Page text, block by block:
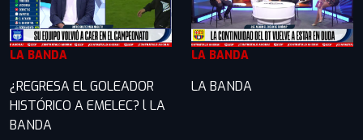
LA BANDA
¿REGRESA EL GOLEADOR
HISTÓRICO A EMELEC? l LA
BANDA
LA BANDA
LA BANDA